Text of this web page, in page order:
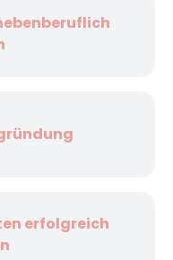
erfolgreich